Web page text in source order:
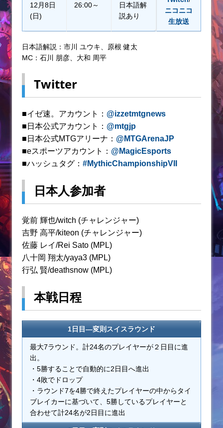
ニコニコ
生放送
12月8日
(日)
26:00～
日本語解
説あり
日本語解説：市川 ユウキ、原根 健太
MC：石川 朋彦、大和 周平
Twitter
■イゼ速。アカウント： @izzetmtgnews
■日本公式アカウント： @mtgjp
■日本公式MTGアリーナ： @MTGArenaJP
■eスポーツアカウント： @MagicEsports
■ハッシュタグ： #MythicChampionshipVII
日本人参加者
覚前 輝也/witch (チャレンジャー)
吉野 高平/kiteon (チャレンジャー)
佐藤 レイ/Rei Sato (MPL)
八十岡 翔太/yaya3 (MPL)
行弘 賢/deathsnow (MPL)
本戦日程
1日目―変則スイスラウンド
最大7ラウンド。計24名のプレイヤーが２日目に進
出。
・5勝することで自動的に2日目へ進出
・4敗でドロップ
・ラウンド7を4勝で終えたプレイヤーの中からタイ
ブレイカーに基づいて、5勝しているプレイヤーと
合わせて計24名が2日目に進出